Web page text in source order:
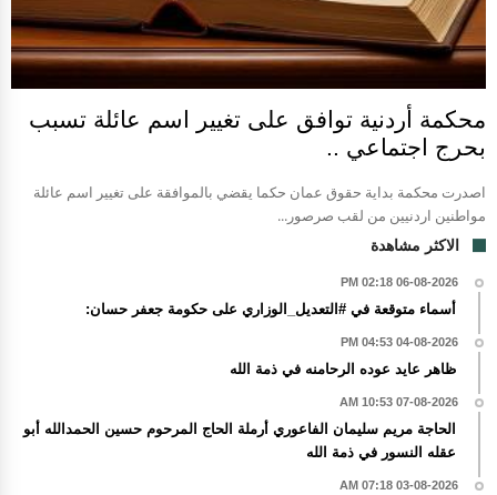
محكمة أردنية توافق على تغيير اسم عائلة تسبب
بحرج اجتماعي ..
اصدرت محكمة بداية حقوق عمان حكما يقضي بالموافقة على تغيير اسم عائلة
مواطنين اردنيين من لقب صرصور...
الاكثر مشاهدة
06-08-2026 02:18 PM
أسماء متوقعة في #التعديل_الوزاري على حكومة جعفر حسان:
04-08-2026 04:53 PM
ظاهر عايد عوده الرحامنه في ذمة الله
07-08-2026 10:53 AM
الحاجة مريم سليمان الفاعوري أرملة الحاج المرحوم حسين الحمدالله أبو
عقله النسور في ذمة الله
03-08-2026 07:18 AM